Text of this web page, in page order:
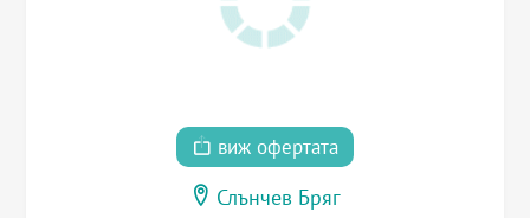
виж офертата
Слънчев Бряг